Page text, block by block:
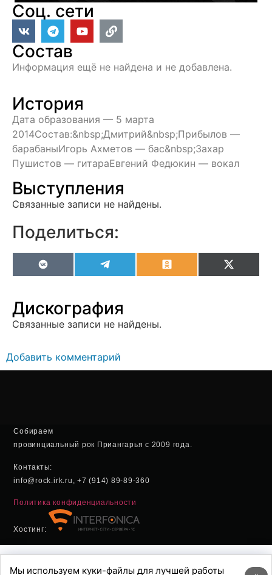
Соц. сети
Состав
Информация ещё не найдена и не добавлена.
История
Дата образования — 5 марта
2014Состав:&nbsp;Дмитрий&nbsp;Прибылов —
барабаныИгорь Ахметов — баc&nbsp;Захар
Пушистов — гитараЕвгений Федюкин — вокал
Выступления
Связанные записи не найдены.
Поделиться:
VK OdnoklassnikiX
Дискография
Связанные записи не найдены.
Добавить комментарий
Собираем
провинциальный рок Приангарья с 2009 года.
Контакты:
info@rock.irk.ru, +7 (914) 89-89-360
Политика конфиденциальности
Хостинг:
Мы используем куки-файлы для лучшей работы